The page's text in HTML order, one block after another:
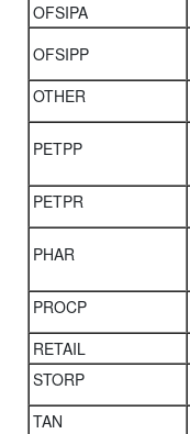
OFSIPA
OFSIPP
OTHER
PETPP
PETPR
PHAR
PROCP
RETAIL
STORP
TAN